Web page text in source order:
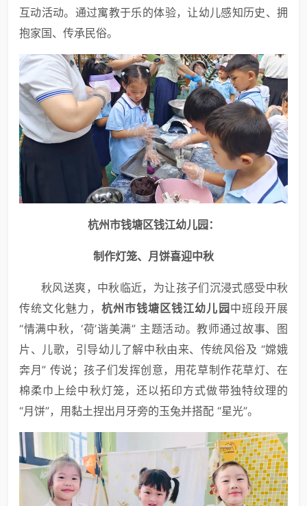
互动活动。通过寓教于乐的体验，让幼儿感知历史、拥
抱家国、传承民俗。
杭州市钱塘区钱江幼儿园：
制作灯笼、月饼喜迎中秋
秋风送爽，中秋临近，为让孩子们沉浸式感受中秋
传统文化魅力， 杭州市钱塘区钱江幼儿园中班段开展
“情满中秋，‘荷’谐美满” 主题活动。教师通过故事、图
片、儿歌，引导幼儿了解中秋由来、传统风俗及 “嫦娥
奔月” 传说；孩子们发挥创意，用花草制作花草灯、在
棉柔巾上绘中秋灯笼，还以拓印方式做带独特纹理的
“月饼”，用黏土捏出月牙旁的玉兔并搭配 “星光”。